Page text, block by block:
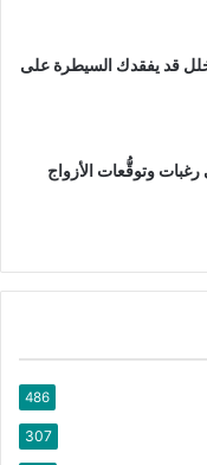
قد يفقدك السيطرة على
رغبات وتوقُّعات الأزواج
486
307